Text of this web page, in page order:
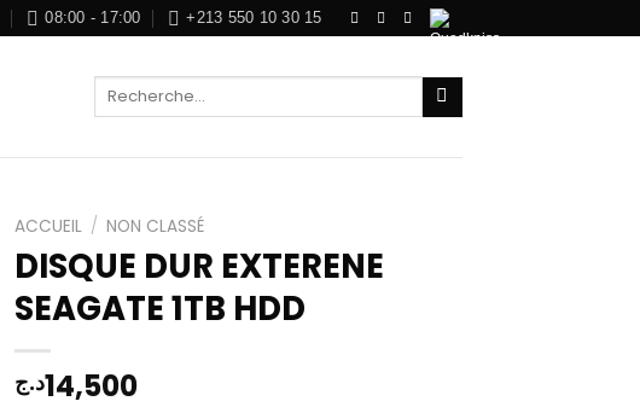
08:00 - 17:00 +213 550 10 30 15
Recherche
ACCUEIL / NON CLASSÉ
DISQUE DUR EXTERENE
SEAGATE 1TB HDD
14,500د.ج